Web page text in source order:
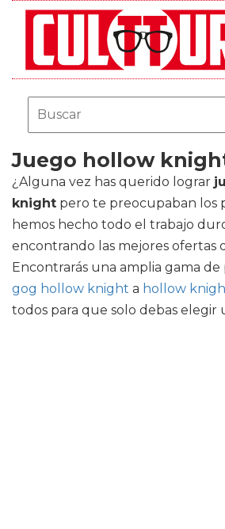
Juego hollow
¿Alguna vez has querido lograr
knight pero te preocupaban los
hemos hecho todo el trabajo
encontrando las mejores ofertas
Encontrarás una amplia gama
gog hollow knight a hollow
todos para que solo debas elegir